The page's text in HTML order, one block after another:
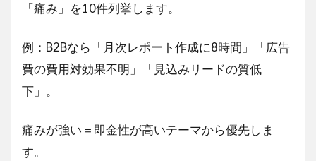
「痛み」を10件列挙します。
例：B2Bなら「月次レポート作成に8時間」「広告
費の費用対効果不明」「見込みリードの質低
下」。
痛みが強い＝即金性が高いテーマから優先しま
す。